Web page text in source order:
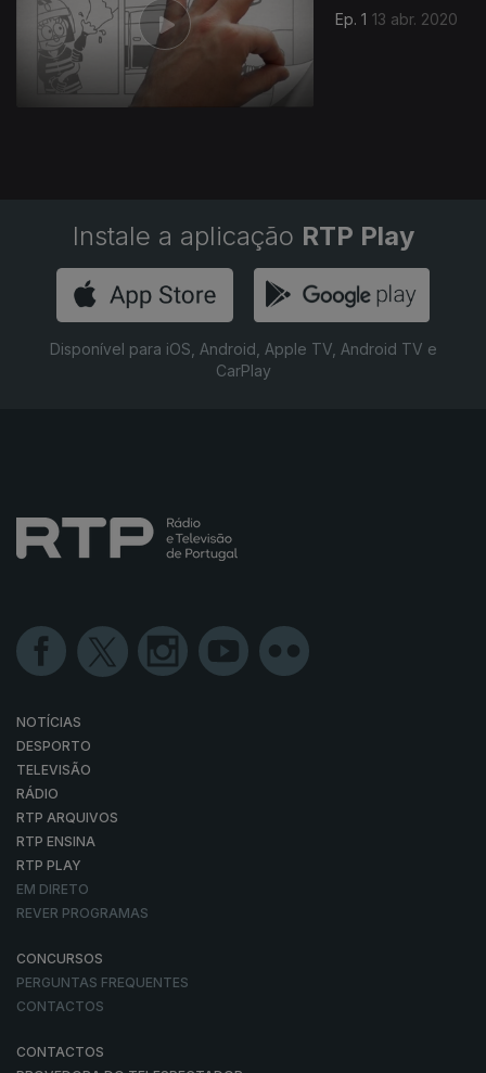
Ep. 1 13 abr. 2020
Instale a aplicação RTP Play
Disponível para iOS, Android, Apple TV, Android TV e
CarPlay
NOTÍCIAS
DESPORTO
TELEVISÃO
RÁDIO
RTP ARQUIVOS
RTP ENSINA
RTP PLAY
EM DIRETO
REVER PROGRAMAS
CONCURSOS
PERGUNTAS FREQUENTES
CONTACTOS
CONTACTOS